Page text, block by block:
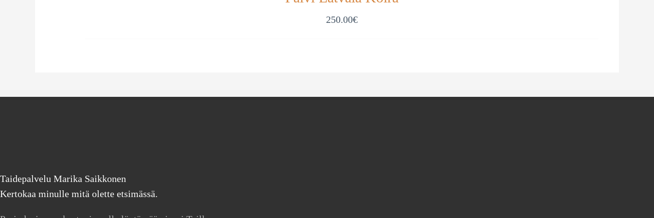
250.00€
Taidepalvelu Marika Saikkonen
Kertokaa minulle mitä olette etsimässä.